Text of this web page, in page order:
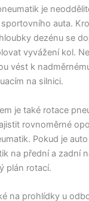
je
auta.
dezénu se
vyvážení kol.
vést k
na silnici.
je také rotace
rovnoměrné
Pokud je
na přední a zadní
plán rotací.
na prohlídky u